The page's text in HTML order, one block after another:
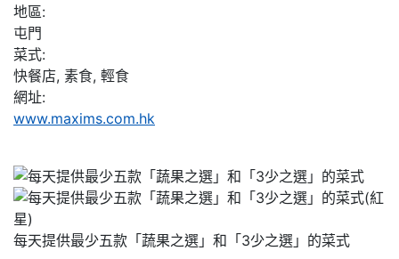
地區:
屯門
菜式:
快餐店, 素食, 輕食
網址:
www.maxims.com.hk
每天提供最少五款「蔬果之選」和「3少之選」的菜式